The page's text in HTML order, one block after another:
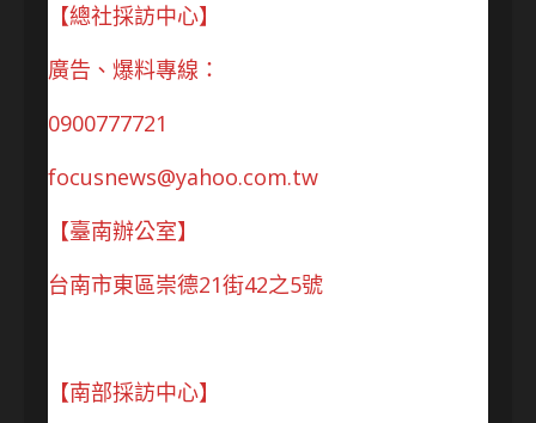
【總社採訪中心】
廣告、爆料專線：
0900777721
focusnews@yahoo.com.tw
【臺南辦公室】
台南市東區崇德21街42之5號
【南部採訪中心】